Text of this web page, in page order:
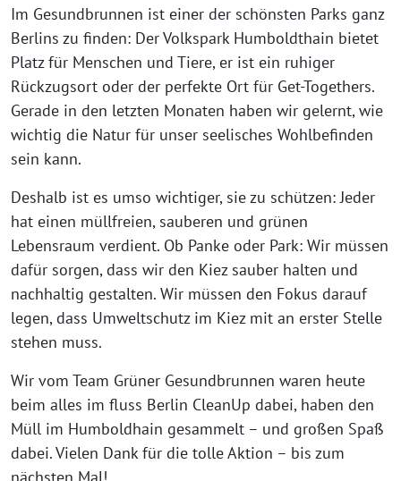
Im Gesundbrunnen ist einer der schönsten Parks ganz
Berlins zu finden: Der Volkspark Humboldthain bietet
Platz für Menschen und Tiere, er ist ein ruhiger
Rückzugsort oder der perfekte Ort für Get-Togethers.
Gerade in den letzten Monaten haben wir gelernt, wie
wichtig die Natur für unser seelisches Wohlbefinden
sein kann.
Deshalb ist es umso wichtiger, sie zu schützen: Jeder
hat einen müllfreien, sauberen und grünen
Lebensraum verdient. Ob Panke oder Park: Wir müssen
dafür sorgen, dass wir den Kiez sauber halten und
nachhaltig gestalten. Wir müssen den Fokus darauf
legen, dass Umweltschutz im Kiez mit an erster Stelle
stehen muss.
Wir vom Team Grüner Gesundbrunnen waren heute
beim alles im fluss Berlin CleanUp dabei, haben den
Müll im Humboldhain gesammelt – und großen Spaß
dabei. Vielen Dank für die tolle Aktion – bis zum
nächsten Mal!⁩